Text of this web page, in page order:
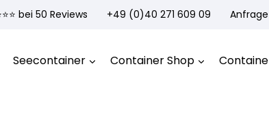
bei 50 Reviews +49 (0)40 271 609 09
Seecontainer Container Shop